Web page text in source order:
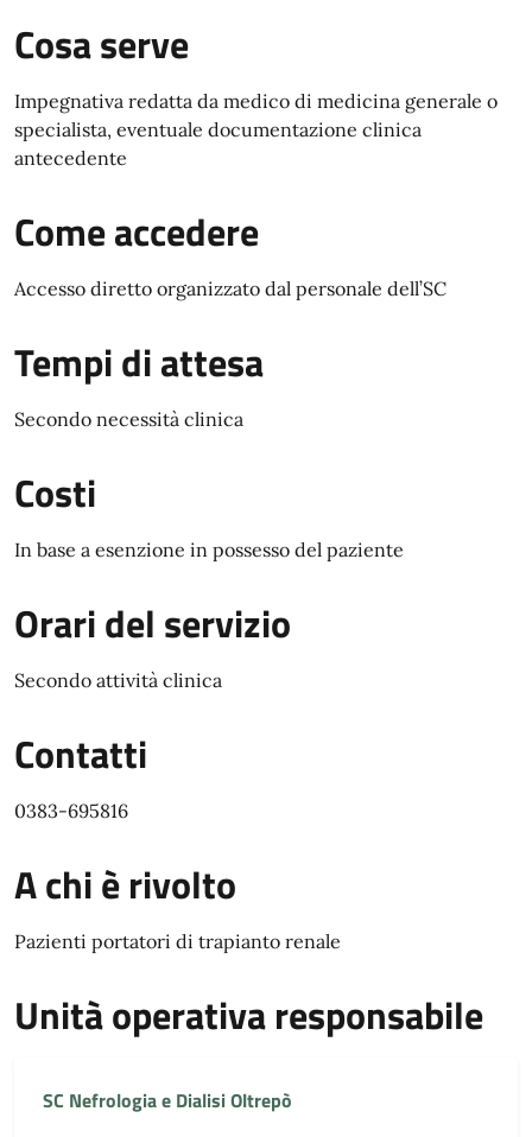
Cosa serve
Impegnativa redatta da medico di medicina generale o
specialista, eventuale documentazione clinica
antecedente
Come accedere
Accesso diretto organizzato dal personale dell’SC
Tempi di attesa
Secondo necessità clinica
Costi
In base a esenzione in possesso del paziente
Orari del servizio
Secondo attività clinica
Contatti
0383-695816
A chi è rivolto
Pazienti portatori di trapianto renale
Unità operativa responsabile
SC Nefrologia e Dialisi Oltrepò